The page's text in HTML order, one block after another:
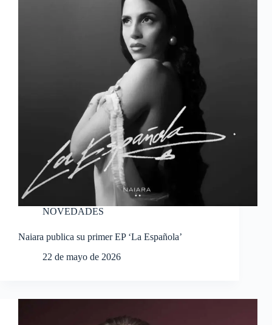
NOVEDADES
Naiara publica su primer EP ‘La Española’
22 de mayo de 2026